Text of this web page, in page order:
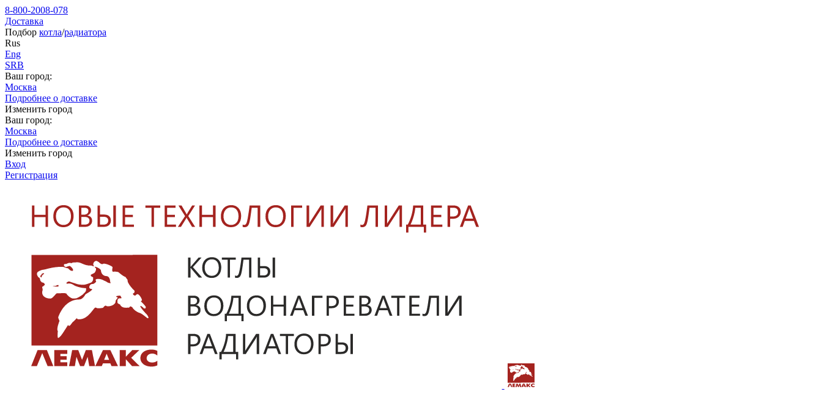
8-800-2008-078
Доставка
Подбор котла/радиатора
Rus
Eng
SRB
Ваш город:
Москва
Подробнее о доставке
Изменить город
Ваш город:
Москва
Подробнее о доставке
Изменить город
Вход
Регистрация